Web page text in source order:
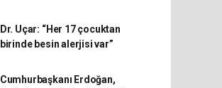
Dr. Uçar: “Her 17 çocuktan
birinde besin alerjisi var”
Cumhurbaşkanı Erdoğan,